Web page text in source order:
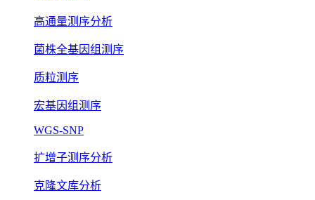
高通量测序分析
菌株全基因组测序
质粒测序
宏基因组测序
WGS-SNP
扩增子测序分析
克隆文库分析